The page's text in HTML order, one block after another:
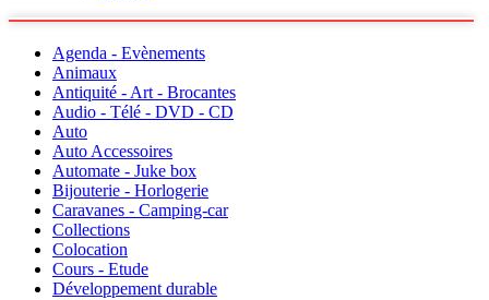
Agenda - Evènements
Animaux
Antiquité - Art - Brocantes
Audio - Télé - DVD - CD
Auto
Auto Accessoires
Automate - Juke box
Bijouterie - Horlogerie
Caravanes - Camping-car
Collections
Colocation
Cours - Etude
Développement durable